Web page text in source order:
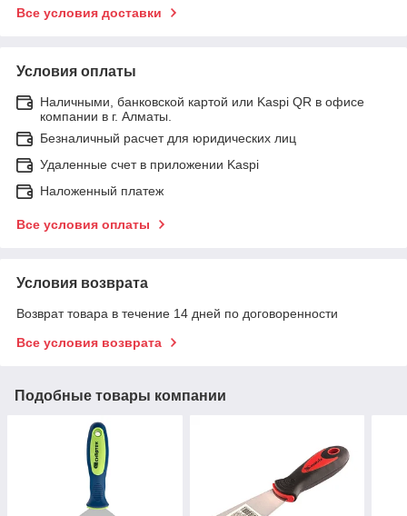
Все условия доставки
Условия оплаты
Наличными, банковской картой или Kaspi QR в офисе
компании в г. Алматы.
Безналичный расчет для юридических лиц
Удаленные счет в приложении Kaspi
Наложенный платеж
Все условия оплаты
Условия возврата
Возврат товара в течение 14 дней по договоренности
Все условия возврата
Подобные товары компании